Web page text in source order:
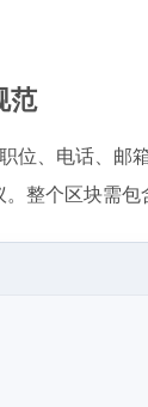
范
位、电话、邮
整个区块需包